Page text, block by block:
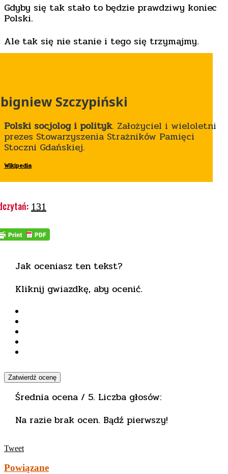
Gdyby się tak stało to będzie prawdziwy koniec
Polski.
Ale tak się nie stanie i tego się trzymajmy.
Szczypiński
Polski socjolog i polityk. Założyciel i wieloletni
prezes Stowarzyszenia Strażników Pamięci
Stoczni Gdańskiej.
Wikipedia
131
Jak oceniasz ten tekst?
Kliknij gwiazdkę, aby ocenić.
Zatwierdź ocenę
Średnia ocena / 5. Liczba głosów:
Na razie brak ocen. Bądź pierwszy!
Tweet
Powiązane